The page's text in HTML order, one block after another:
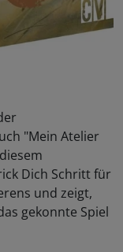
"Mein Atelier
Dich Schritt für
und zeigt,
gekonnte Spiel